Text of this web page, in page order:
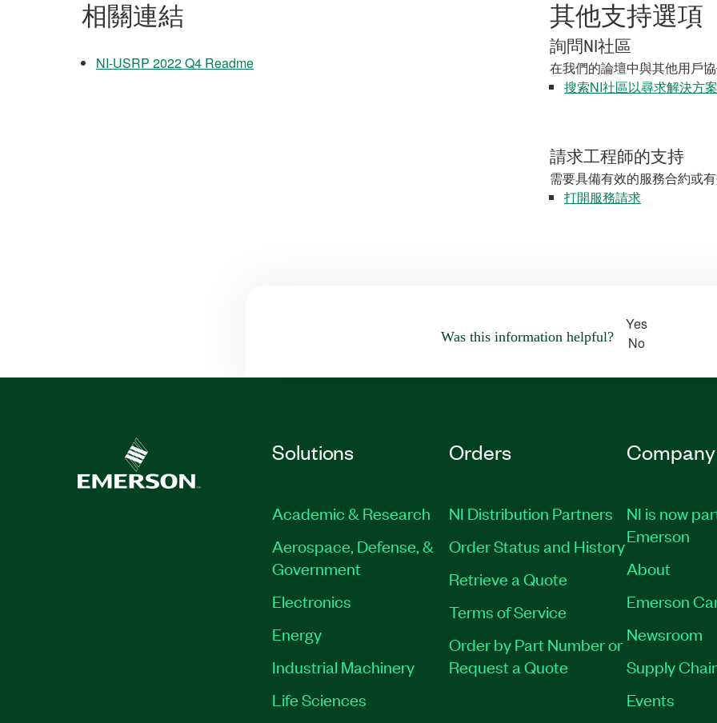
相關連結
NI-USRP 2022 Q4 Readme
其他支持選項
詢問NI社區
在我們的論壇中與其他用戶
搜索NI社區以尋求解決方案
請求工程師的支持
需要具備有效的服務合約或
打開服務請求
Was this information helpful?
Yes
No
Solutions
Academic & Research
Aerospace, Defense, &
Government
Electronics
Energy
Industrial Machinery
Life Sciences
Orders
NI Distribution Partners
Order Status and History
Retrieve a Quote
Terms of Service
Order by Part Number or
Request a Quote
Company
NI is now
Emerson
About
Emerson
Newsroom
Supply
Events